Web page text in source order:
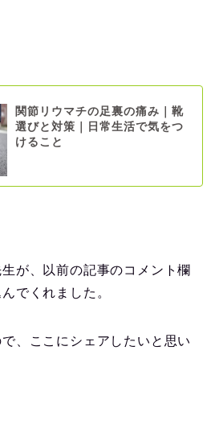
関節リウマチの足裏の痛み｜靴
選びと対策｜日常生活で気をつ
けること
が、以前の記事のコメント欄
でくれました。
、ここにシェアしたいと思い